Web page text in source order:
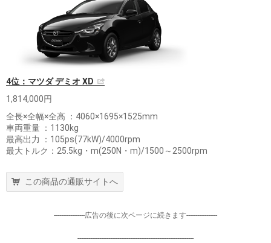
4位：マツダ デミオ XD
1,814,000円
全長×全幅×全高 ：4060×1695×1525mm
車両重量 ：1130kg
最高出力 ：105ps(77kW)/4000rpm
最大トルク：25.5kg・m(250N・m)/1500～2500rpm
この商品の通販サイトへ
-----------------広告の後に次ページに続きます-----------------
----------------------------------------------------------------